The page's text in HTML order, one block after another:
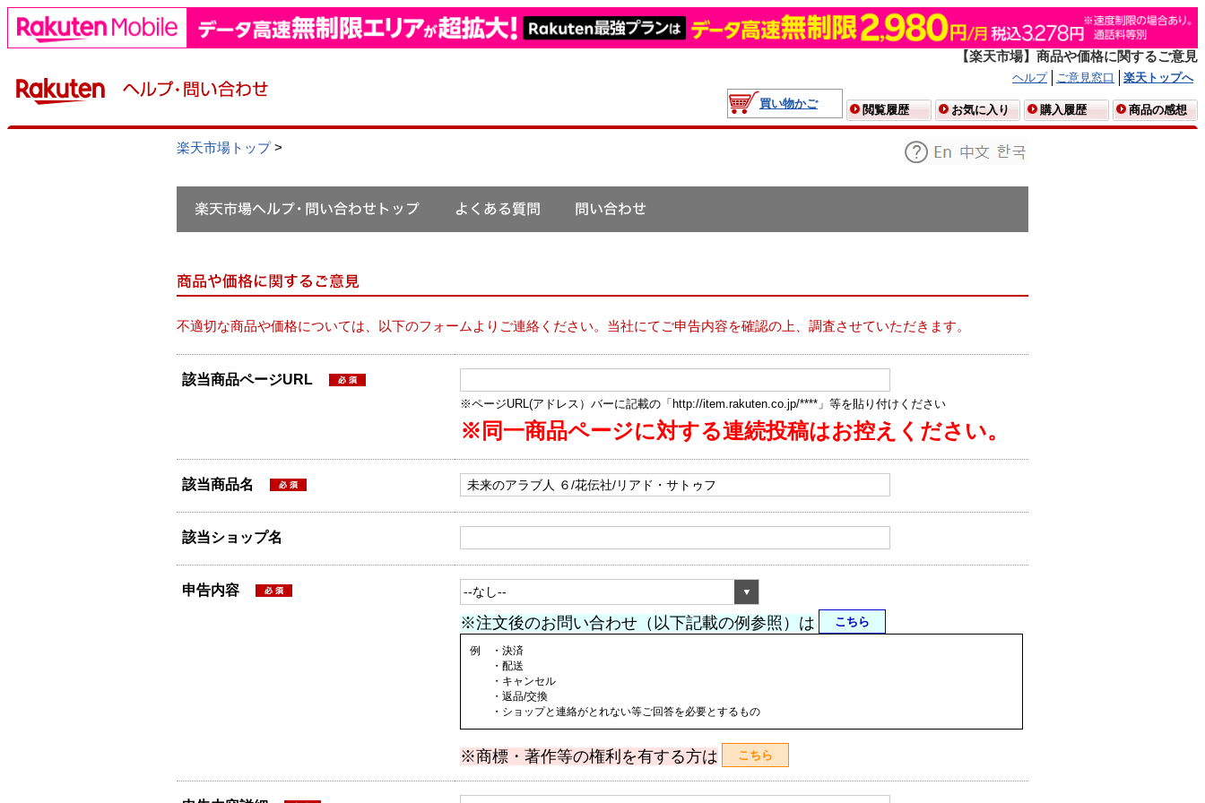
【楽天市場】商品や価格に関するご意見
ヘルプ ご意見窓口
楽天トップへ
買い物かご
閲覧履歴 お気に入り 購入履歴 商品の感想
楽天市場トップ>
不適切な商品や価格については、以下のフォームよりご連絡ください。当社にてご申告内容を確認の上、調査させていただきます。
該当商品ページURL
※ページURL(アドレス）バーに記載の「http://item.rakuten.co.jp/****」等を貼り付けください
※同一商品ページに対する連続投稿はお控えください。
該当商品名
該当ショップ名
申告内容
※注文後のお問い合わせ（以下記載の例参照）は こちら
例 ・決済
・配送
・キャンセル
・返品/交換
・ショップと連絡がとれない等ご回答を必要とするもの
※商標・著作等の権利を有する方は こちら